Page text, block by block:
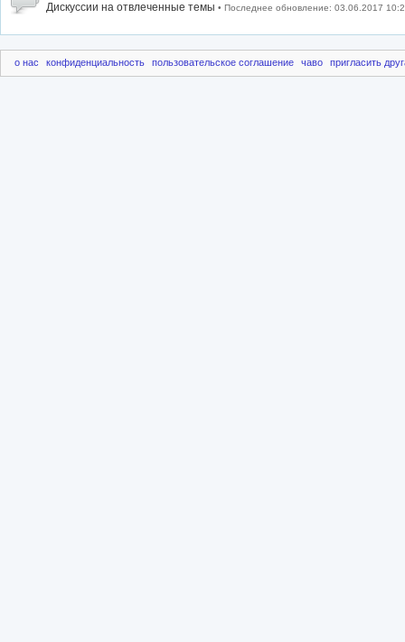
Дискуссии на отвлеченные темы • Последнее обновление: 03.06.2017
о нас конфиденциальность пользовательское соглашение чаво пригласить